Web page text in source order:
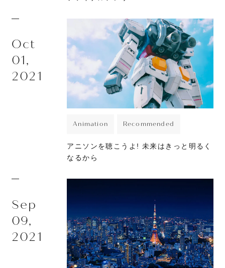
Oct
01,
2021
Animation Recommended
アニソンを聴こうよ! 未来はきっと明るく
なるから
Sep
09,
2021